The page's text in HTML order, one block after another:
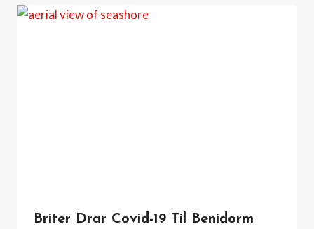
Briter Drar Covid-19 Til Benidorm